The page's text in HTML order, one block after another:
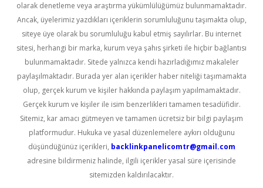
olarak denetleme veya araştırma yükümlülüğümüz bulunmamaktadır.
Ancak, üyelerimiz yazdıkları içeriklerin sorumluluğunu taşımakta olup,
siteye üye olarak bu sorumluluğu kabul etmiş sayılırlar. Bu internet
sitesi, herhangi bir marka, kurum veya şahıs şirketi ile hiçbir bağlantısı
bulunmamaktadır. Sitede yalnızca kendi hazırladığımız makaleler
paylaşılmaktadır. Burada yer alan içerikler haber niteliği taşımamakta
olup, gerçek kurum ve kişiler hakkında paylaşım yapılmamaktadır.
Gerçek kurum ve kişiler ile isim benzerlikleri tamamen tesadüfidir.
Sitemiz, kar amacı gütmeyen ve tamamen ücretsiz bir bilgi paylaşım
platformudur. Hukuka ve yasal düzenlemelere aykırı olduğunu
düşündüğünüz içerikleri, backlinkpanelicomtr@gmail.com
adresine bildirmeniz halinde, ilgili içerikler yasal süre içerisinde
sitemizden kaldırılacaktır.